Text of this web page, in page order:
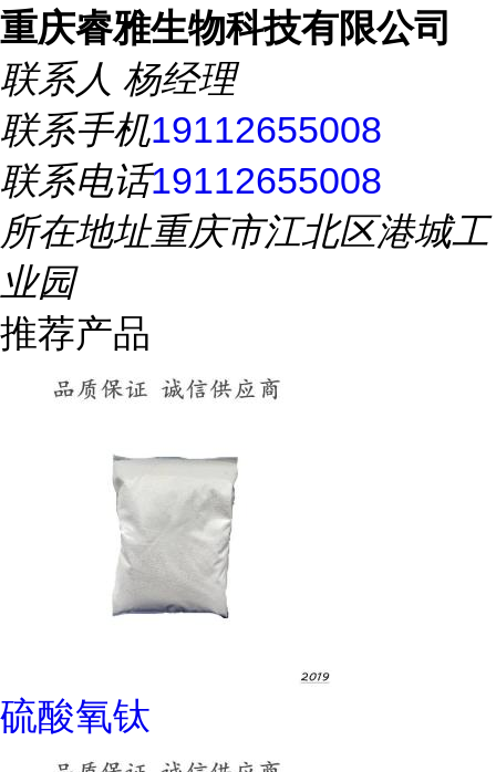
重庆睿雅生物科技有限公司
联系人 杨经理
联系手机19112655008
联系电话19112655008
所在地址重庆市江北区港城工
业园
推荐产品
硫酸氧钛